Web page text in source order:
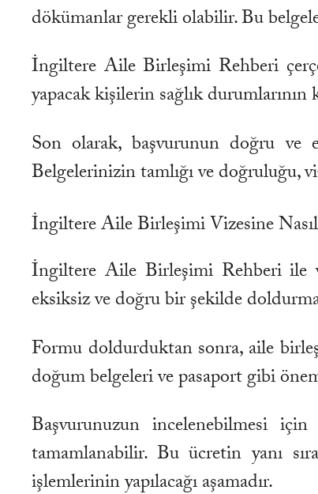
dökümanlar gerekli olabilir. Bu
İngiltere Aile Birleşimi Rehberi
yapacak kişilerin sağlık durumlarının
Son olarak, başvurunun doğru
Belgelerinizin tamlığı ve doğruluğu,
İngiltere Aile Birleşimi Vizesine
İngiltere Aile Birleşimi Rehberi ile
eksiksiz ve doğru bir şekilde
Formu doldurduktan sonra, aile
doğum belgeleri ve pasaport gibi
Başvurunuzun incelenebilmesi
tamamlanabilir. Bu ücretin yanı
işlemlerinin yapılacağı aşamadır.